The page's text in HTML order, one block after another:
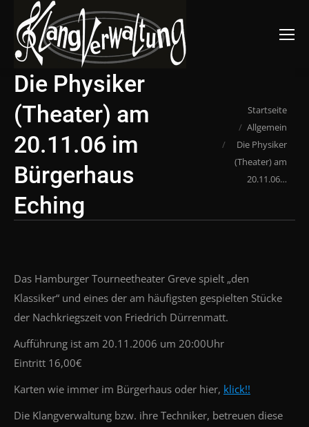
Suchen:
Die Physiker
(Theater) am
20.11.06 im
Bürgerhaus
Eching
Du bist hier:Startseite
Allgemein
Die Physiker
(Theater) am
20.11.06…
Das Hamburger Tourneetheater Greve spielt „den
Klassiker“ und eines der am häufigsten gespielten Stücke
der Nachkriegszeit von Friedrich Dürrenmatt.
Aufführung ist am 20.11.2006 um 20:00Uhr
Eintritt 16,00€
Karten wie immer im Bürgerhaus oder hier, klick!!
Die Klangverwaltung bzw. ihre Techniker, betreuen diese